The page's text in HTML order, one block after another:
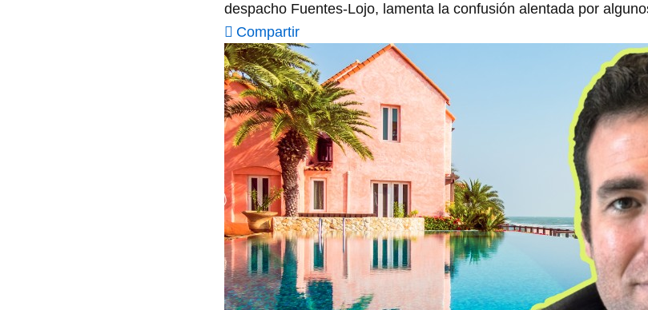
despacho Fuentes-Lojo, lamenta la confusión alentada por
Compartir